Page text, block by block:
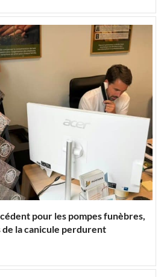
pour les pompes funèbres,
la canicule perdurent